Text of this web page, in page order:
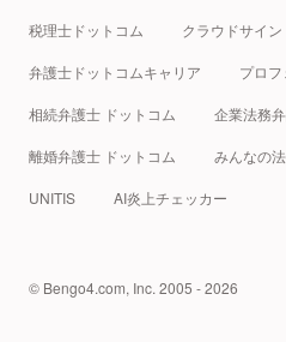
税理士ドットコム クラウドサイン
弁護士ドットコムキャリア プロ
相続弁護士 ドットコム 企業法務
離婚弁護士 ドットコム みんなの
UNITIS AI炎上チェッカー
© Bengo4.com, Inc. 2005 - 2026